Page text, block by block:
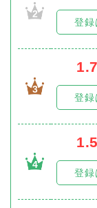
2
登録
3
登録
4
登録